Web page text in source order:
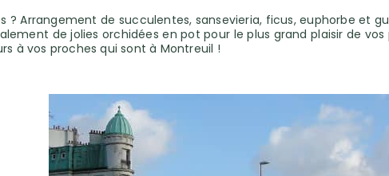
? Arrangement de succulentes, sansevieria, ficus, euphorbe et
de jolies orchidées en pot pour le plus grand plaisir de
à vos proches qui sont à Montreuil !